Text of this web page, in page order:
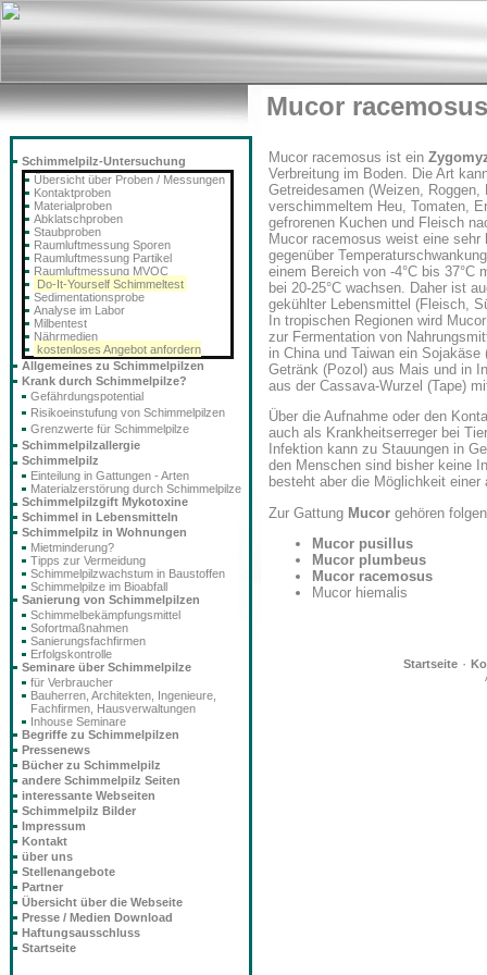
Mucor racemosus
Mucor racemosus ist ein
Verbreitung im Boden. Die Art
Getreidesamen (Weizen, Roggen,
verschimmeltem Heu, Tomaten,
gefrorenen Kuchen und Fleisch
Mucor racemosus weist eine sehr
gegenüber
einem Bereich von -4°C bis 37°C
bei 20-25°C wachsen. Daher ist
gekühlter Lebensmittel (Fleisch,
In tropischen Regionen wird
zur Fermentation von
in China und Taiwan ein
Getränk (Pozol) aus Mais und in
aus der Cassava-Wurzel (Tape)
Über die Aufnahme oder den
auch als Krankheitserreger bei
Infektion kann zu Stauungen in
den Menschen sind bisher keine
besteht aber die Möglichkeit
Zur Gattung Mucor gehören
Mucor pusillus
Mucor plumbeus
Mucor racemosus
Mucor hiemalis
Startseite·
Schimmelpilz-Untersuchung
Übersicht über Proben / Messungen
Kontaktproben
Materialproben
Abklatschproben
Staubproben
Raumluftmessung Sporen
Raumluftmessung Partikel
Raumluftmessung MVOC
Do-It-Yourself Schimmeltest
Sedimentationsprobe
Analyse im Labor
Milbentest
Nährmedien
kostenloses Angebot anfordern
Allgemeines zu Schimmelpilzen
Krank durch Schimmelpilze?
Gefährdungspotential
Risikoeinstufung von Schimmelpilzen
Grenzwerte für Schimmelpilze
Schimmelpilzallergie
Schimmelpilz
Einteilung in Gattungen - Arten
Materialzerstörung durch Schimmelpilze
Schimmelpilzgift Mykotoxine
Schimmel in Lebensmitteln
Schimmelpilz in Wohnungen
Mietminderung?
Tipps zur Vermeidung
Schimmelpilzwachstum in Baustoffen
Schimmelpilze im Bioabfall
Sanierung von Schimmelpilzen
Schimmelbekämpfungsmittel
Sofortmaßnahmen
Sanierungsfachfirmen
Erfolgskontrolle
Seminare über Schimmelpilze
für Verbraucher
Bauherren, Architekten, Ingenieure,
Fachfirmen, Hausverwaltungen
Inhouse Seminare
Begriffe zu Schimmelpilzen
Pressenews
Bücher zu Schimmelpilz
andere Schimmelpilz Seiten
interessante Webseiten
Schimmelpilz Bilder
Impressum
Kontakt
über uns
Stellenangebote
Partner
Übersicht über die Webseite
Presse / Medien Download
Haftungsausschluss
Startseite